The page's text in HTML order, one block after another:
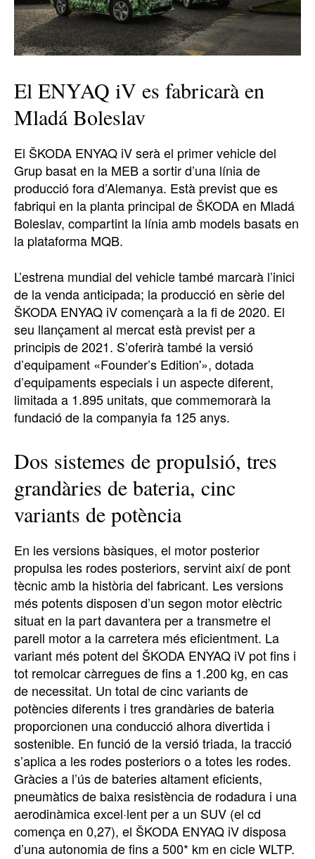
El ENYAQ iV es fabricarà en
Mladá Boleslav
El ŠKODA ENYAQ iV serà el primer vehicle del
Grup basat en la MEB a sortir d’una línia de
producció fora d’Alemanya. Està previst que es
fabriqui en la planta principal de ŠKODA en Mladá
Boleslav, compartint la línia amb models basats en
la plataforma MQB.
L’estrena mundial del vehicle també marcarà l’inici
de la venda anticipada; la producció en sèrie del
ŠKODA ENYAQ iV començarà a la fi de 2020. El
seu llançament al mercat està previst per a
principis de 2021. S’oferirà també la versió
d’equipament «Founder’s Edition'», dotada
d’equipaments especials i un aspecte diferent,
limitada a 1.895 unitats, que commemorarà la
fundació de la companyia fa 125 anys.
Dos sistemes de propulsió, tres
grandàries de bateria, cinc
variants de potència
En les versions bàsiques, el motor posterior
propulsa les rodes posteriors, servint així de pont
tècnic amb la història del fabricant. Les versions
més potents disposen d’un segon motor elèctric
situat en la part davantera per a transmetre el
parell motor a la carretera més eficientment. La
variant més potent del ŠKODA ENYAQ iV pot fins i
tot remolcar càrregues de fins a 1.200 kg, en cas
de necessitat. Un total de cinc variants de
potències diferents i tres grandàries de bateria
proporcionen una conducció alhora divertida i
sostenible. En funció de la versió triada, la tracció
s’aplica a les rodes posteriors o a totes les rodes.
Gràcies a l’ús de bateries altament eficients,
pneumàtics de baixa resistència de rodadura i una
aerodinàmica excel·lent per a un SUV (el cd
comença en 0,27), el ŠKODA ENYAQ iV disposa
d’una autonomia de fins a 500* km en cicle WLTP.